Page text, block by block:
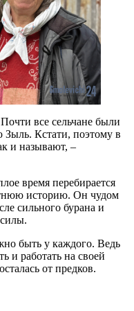
все сельчане были
Кстати, поэтому в
и называют, –
время перебирается
историю. Он чудом
сильного бурана и
быть у каждого. Ведь
и работать на своей
от предков.